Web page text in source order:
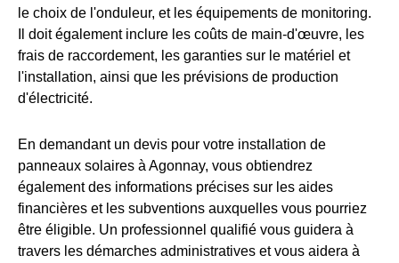
le choix de l'onduleur, et les équipements de monitoring.
Il doit également inclure les coûts de main-d'œuvre, les
frais de raccordement, les garanties sur le matériel et
l'installation, ainsi que les prévisions de production
d'électricité.
En demandant un devis pour votre installation de
panneaux solaires à Agonnay, vous obtiendrez
également des informations précises sur les aides
financières et les subventions auxquelles vous pourriez
être éligible. Un professionnel qualifié vous guidera à
travers les démarches administratives et vous aidera à